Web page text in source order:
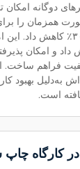
دوگانه امکان
همزمان را برای
کرد و زمان راه‌اندازی را ۳۰٪
داد و امکان
فراهم ساخت.
است.
کارگاه